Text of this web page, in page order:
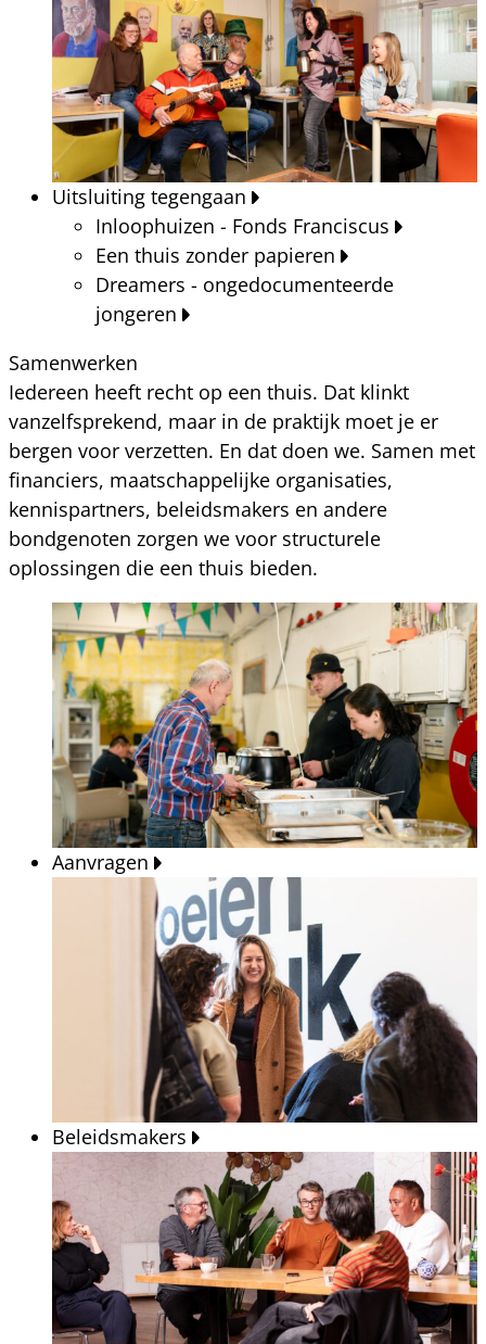
Uitsluiting tegengaan
Inloophuizen - Fonds Franciscus
Een thuis zonder papieren
Dreamers - ongedocumenteerde
jongeren
Samenwerken
Iedereen heeft recht op een thuis. Dat klinkt
vanzelfsprekend, maar in de praktijk moet je er
bergen voor verzetten. En dat doen we. Samen met
financiers, maatschappelijke organisaties,
kennispartners, beleidsmakers en andere
bondgenoten zorgen we voor structurele
oplossingen die een thuis bieden.
Aanvragen
Beleidsmakers